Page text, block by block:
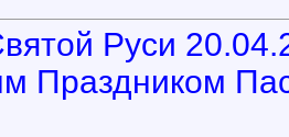
Руси
Праздником